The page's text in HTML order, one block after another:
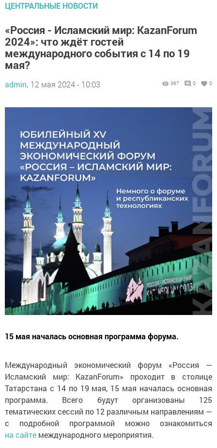
ЦЕНТРАЛЬНЫЕ НОВОСТИ
«Россия - Исламский мир: KazanForum
2024»: что ждёт гостей
международного события с 14 по 19
мая?
admin, 12 мая 2024 - 10:03 367 0 0
15 мая началась основная программа форума.
Международный экономический форум «Россия —
Исламский мир: KazanForum» проходит в столице
Татарстана с 14 по 19 мая, 15 мая началась основная
программа. Всего будут организованы 125
тематических сессий по 12 различным направлениям —
с подробной программой можно ознакомиться
на сайте международного мероприятия.